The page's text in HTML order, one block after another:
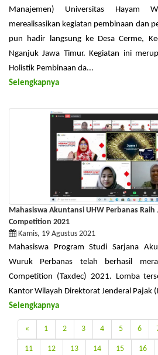
Manajemen) Universitas Hayam
merealisasikan kegiatan pembinaan dan
pun hadir langsung ke Desa Cerme,
Nganjuk Jawa Timur. Kegiatan ini
Holistik Pembinaan da...
Selengkapnya
Mahasiswa Akuntansi UHW Perbanas Raih
Competition 2021
Kamis, 19 Agustus 2021
Mahasiswa Program Studi Sarjana
Wuruk Perbanas telah berhasil
Competition (Taxdec) 2021. Lomba
Kantor Wilayah Direktorat Jenderal Pajak
Selengkapnya
« 1 2 3 4 5 6
11 12 13 14 15 16